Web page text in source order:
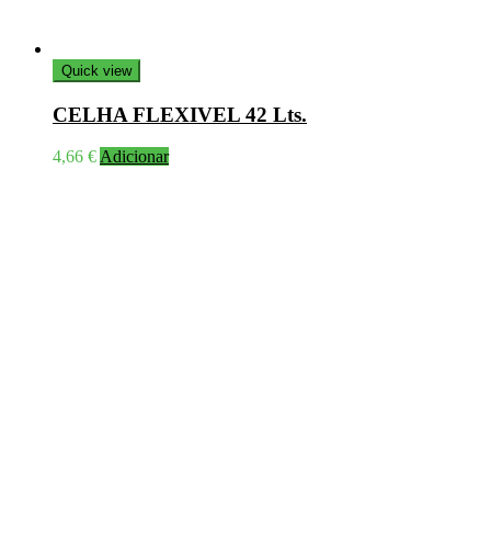
Quick view
CELHA FLEXIVEL 42 Lts.
4,66 €Adicionar